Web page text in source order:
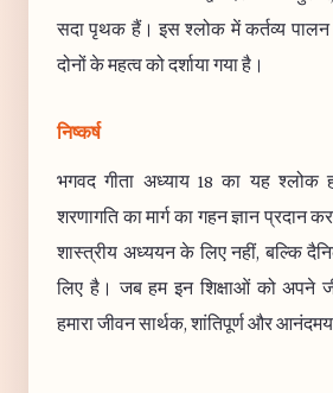
सदा पृथक हैं। इस श्लोक में कर्तव्य
दोनों के महत्व को दर्शाया गया है।
निष्कर्ष
भगवद गीता अध्याय 18 का यह श्लोक
शरणागति का मार्ग का गहन ज्ञान प्रदान
शास्त्रीय अध्ययन के लिए नहीं, बल्कि
लिए है। जब हम इन शिक्षाओं को अपने
हमारा जीवन सार्थक, शांतिपूर्ण और